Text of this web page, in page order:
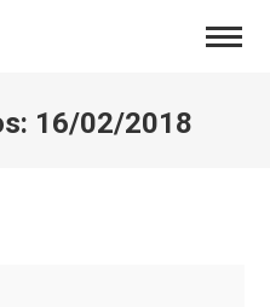
16/02/2018